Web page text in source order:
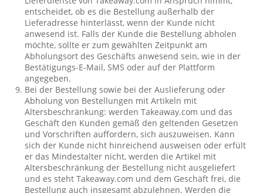
entscheidet, ob es die Bestellung außerhalb der
Lieferadresse hinterlässt, wenn der Kunde nicht
anwesend ist. Falls der Kunde die Bestellung abholen
möchte, sollte er zum gewählten Zeitpunkt am
Abholungsort des Geschäfts anwesend sein, wie in der
Bestätigungs-E-Mail, SMS oder auf der Plattform
angegeben.
Bei der Bestellung sowie bei der Auslieferung oder
Abholung von Bestellungen mit Artikeln mit
Altersbeschränkung: werden Takeaway.com und das
Geschäft den Kunden gemäß den geltenden Gesetzen
und Vorschriften auffordern, sich auszuweisen. Kann
sich der Kunde nicht hinreichend ausweisen oder erfült
er das Mindestalter nicht, werden die Artikel mit
Altersbeschränkung der Bestellung nicht ausgeliefert
und es steht Takeaway.com und dem Geschäft frei, die
Bestellung auch insgesamt abzulehnen. Werden die